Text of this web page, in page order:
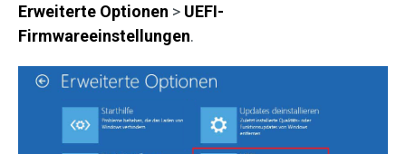
Erweiterte Optionen > UEFI-
Firmwareeinstellungen.